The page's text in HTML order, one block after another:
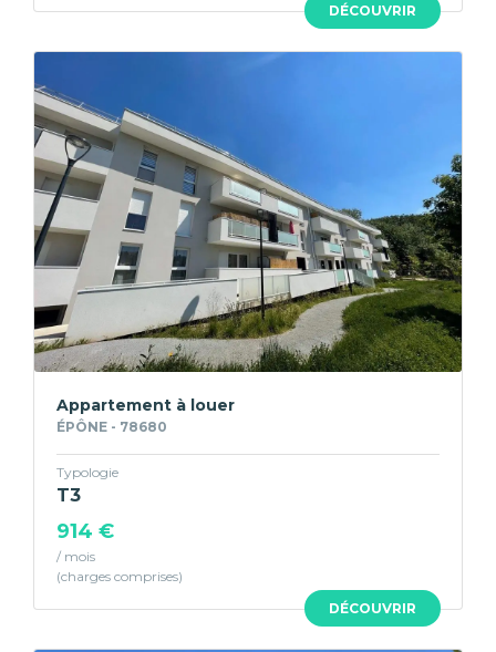
DÉCOUVRIR
DÉCOUVRIR
Appartement à louer
ÉPÔNE - 78680
Typologie
T3
914 €
/ mois